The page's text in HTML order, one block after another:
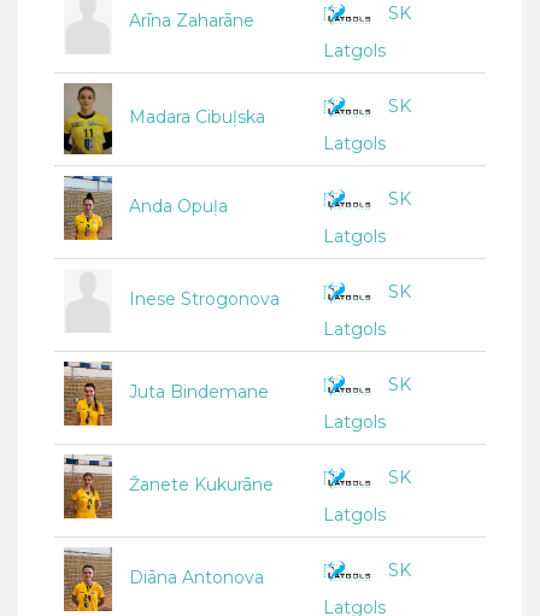
Arīna Zaharāne
SK
Latgols
Madara Cibuļska
SK
Latgols
Anda Opuļa
SK
Latgols
Inese Strogonova
SK
Latgols
Juta Bindemane
SK
Latgols
Žanete Kukurāne
SK
Latgols
Diāna Antonova
SK
Latgols